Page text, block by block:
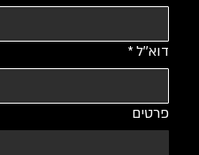
דוא''ל*
פרטים